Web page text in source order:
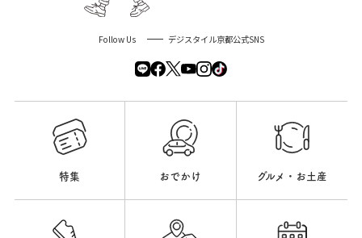
Follow Us デジスタイル京都公式SNS
特集 おでかけ グルメ・お土産